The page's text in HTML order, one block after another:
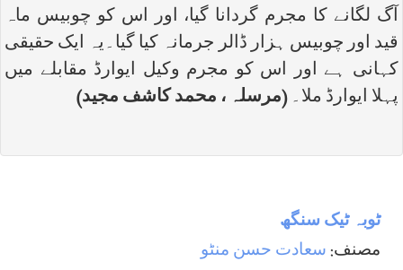
آگ لگانے کا مجرم گردانا گیا، اور اس کو چوبیس ماہ
قید اور چوبیس ہزار ڈالر جرمانہ کیا گیا۔یہ ایک حقیقی
کہانی ہے اور اس کو مجرم وکیل ایوارڈ مقابلے میں
پہلا ایوارڈ ملا۔(مرسلہ ، محمد کاشف مجید)
ٹوبہ ٹیک سنگھ
مصنف: سعادت حسن منٹو